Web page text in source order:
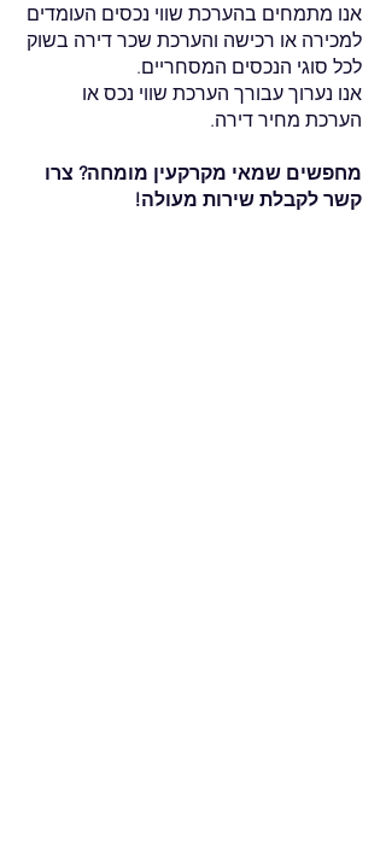
אנו מתמחים בהערכת שווי נכסים העומדים
למכירה או רכישה והערכת שכר דירה בשוק
לכל סוגי הנכסים המסחריים.
אנו נערוך עבורך הערכת שווי נכס או
הערכת מחיר דירה.
מחפשים שמאי מקרקעין מומחה? צרו
קשר לקבלת שירות מעולה!